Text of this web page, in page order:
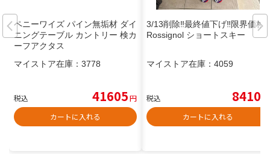
ペニーワイズ パイン無垢材 ダイ
ニングテーブル カントリー 検カ
ーフアクタス
マイストア在庫： 3778
税込 41605円
カートに入れる
3/13削除‼️最終値下げ‼️限界価格‼️
Rossignol ショートスキー
マイストア在庫： 4059
税込 8410
カートに入れる